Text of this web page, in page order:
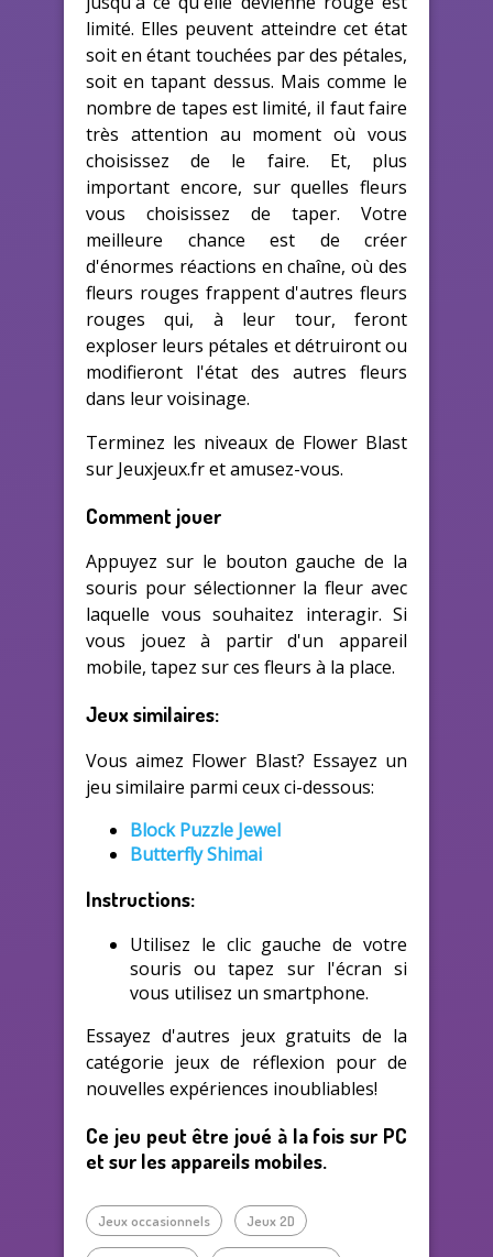
limité. Elles peuvent atteindre cet état
soit en étant touchées par des pétales,
soit en tapant dessus. Mais comme le
nombre de tapes est limité, il faut faire
très attention au moment où vous
choisissez de le faire. Et, plus
important encore, sur quelles fleurs
vous choisissez de taper. Votre
meilleure chance est de créer
d'énormes réactions en chaîne, où des
fleurs rouges frappent d'autres fleurs
rouges qui, à leur tour, feront
exploser leurs pétales et détruiront ou
modifieront l'état des autres fleurs
dans leur voisinage.
Terminez les niveaux de Flower Blast
sur Jeuxjeux.fr et amusez-vous.
Comment jouer
Appuyez sur le bouton gauche de la
souris pour sélectionner la fleur avec
laquelle vous souhaitez interagir. Si
vous jouez à partir d'un appareil
mobile, tapez sur ces fleurs à la place.
Jeux similaires:
Vous aimez Flower Blast? Essayez un
jeu similaire parmi ceux ci-dessous:
Block Puzzle Jewel
Butterfly Shimai
Instructions:
Utilisez le clic gauche de votre
souris ou tapez sur l'écran si
vous utilisez un smartphone.
Essayez d'autres jeux gratuits de la
catégorie jeux de réflexion pour de
nouvelles expériences inoubliables!
Ce jeu peut être joué à la fois sur PC
et sur les appareils mobiles.
Jeux occasionnels Jeux 2D